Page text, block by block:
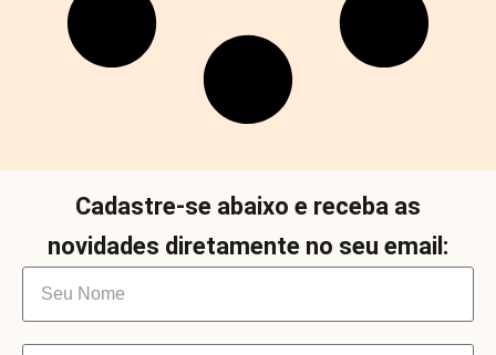
Cadastre-se abaixo e receba as
novidades diretamente no seu email: